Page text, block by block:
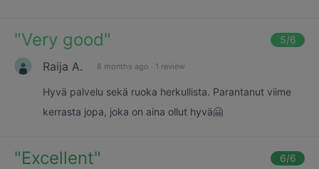
"Very good" 5/6
Raija A. 8 months ago · 1 review
Hyvä palvelu sekä ruoka herkullista. Parantanut viime
kerrasta jopa, joka on aina ollut hyvä🤗
"Excellent" 6/6